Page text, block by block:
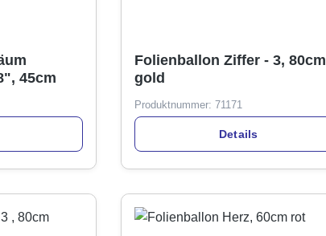
45cm
Folienballon Ziffer - 3, 80cm
gold
Produktnummer: 71171
Details